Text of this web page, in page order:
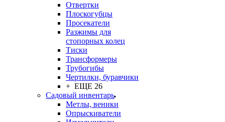
Отвертки
Плоскогубцы
Просекатели
Разжимы для
стопорных колец
Тиски
Трансформеры
Трубогибы
Чертилки, буравчики
+ ЕЩЕ 26
Садовый инвентарь
Метлы, веники
Опрыскиватели